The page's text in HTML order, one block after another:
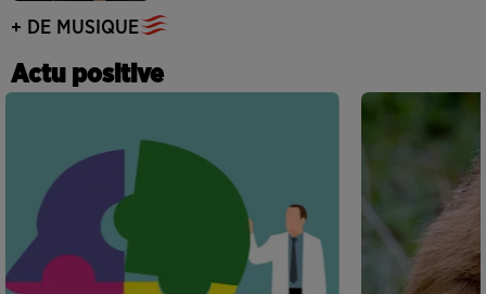
+ DE MUSIQUE
Actu positive